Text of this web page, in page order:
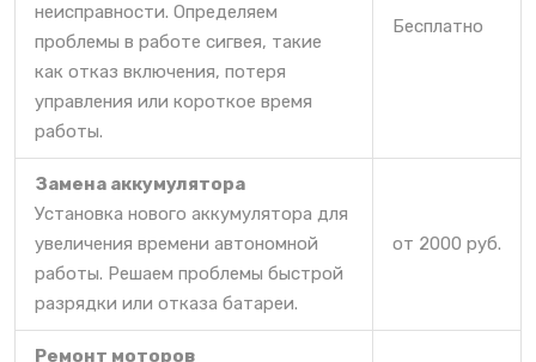
неисправности. Определяем
проблемы в работе сигвея, такие
как отказ включения, потеря
управления или короткое время
работы.
Бесплатно
Замена аккумулятора
Установка нового аккумулятора для
увеличения времени автономной
работы. Решаем проблемы быстрой
разрядки или отказа батареи.
от 2000 руб.
Ремонт моторов